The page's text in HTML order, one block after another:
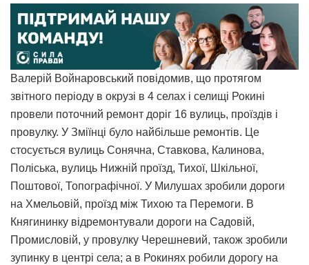
Валерій Войнаровський повідомив, що протягом
звітного періоду в окрузі в 4 селах і селищі Рокині
провели поточний ремонт доріг 16 вулиць, проїздів і
провулку. У Зміїнці було найбільше ремонтів. Це
стосується вулиць Сонячна, Ставкова, Калинова,
Поліська, вулиць Нижній проїзд, Тихої, Шкільної,
Поштової, Топографічної. У Милушах зробили дороги
на Хмельовій, проїзд між Тихою та Перемоги. В
Княгининку відремонтували дороги на Садовій,
Промисловій, у провулку Черешневий, також зробили
зупинку в центрі села; а в Рокинях робили дорогу на